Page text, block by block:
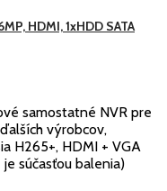
HDMI, 1xHDD SATA
samostatné NVR pre
výrobcov,
H265+, HDMI + VGA
súčasťou balenia)